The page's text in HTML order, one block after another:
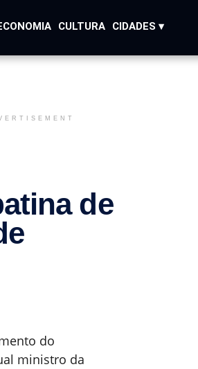
CULTURA CIDADES ▾
de
do
ministro da